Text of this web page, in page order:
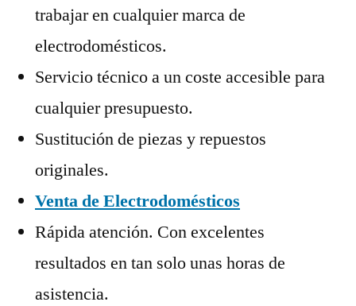
trabajar en cualquier marca de
electrodomésticos.
Servicio técnico a un coste accesible para
cualquier presupuesto.
Sustitución de piezas y repuestos
originales.
Venta de Electrodomésticos
Rápida atención. Con excelentes
resultados en tan solo unas horas de
asistencia.